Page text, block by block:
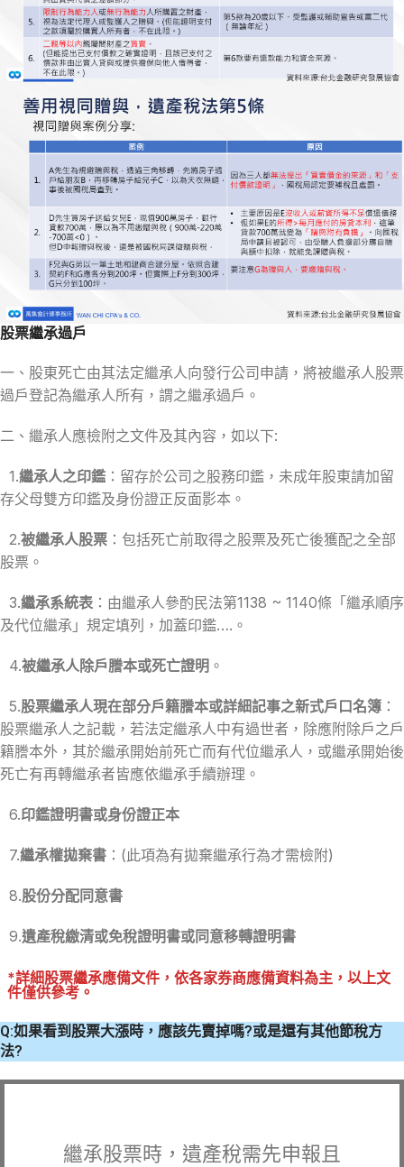
股票繼承過戶
一、股東死亡由其法定繼承人向發行公司申請，將被繼承人股票
過戶登記為繼承人所有，謂之繼承過戶。
二、繼承人應檢附之文件及其內容，如以下:
1.繼承人之印鑑 ：留存於公司之股務印鑑，未成年股東請加留
存父母雙方印鑑及身份證正反面影本。
2.被繼承人股票 ：包括死亡前取得之股票及死亡後獲配之全部
股票。
3.繼承系統表 ：由繼承人參酌民法第1138 ~ 1140條「繼承順序
及代位繼承」規定填列，加蓋印鑑….。
4.被繼承人除戶謄本或死亡證明 。
5.股票繼承人現在部分戶籍謄本或詳細記事之新式戶口名簿 ：
股票繼承人之記載，若法定繼承人中有過世者，除應附除戶之戶
籍謄本外，其於繼承開始前死亡而有代位繼承人，或繼承開始後
死亡有再轉繼承者皆應依繼承手續辦理。
6.印鑑證明書或身份證正本
7.繼承權拋棄書 ：(此項為有拋棄繼承行為才需檢附)
8.股份分配同意書
9.遺產稅繳清或免稅證明書或同意移轉證明書
*詳細股票繼承應備文件，依各家券商應備資料為主，以上文
件僅供參考。
Q:如果看到股票大漲時，應該先賣掉嗎?或是還有其他節稅方
法?
繼承股票時，遺產稅需先申報且